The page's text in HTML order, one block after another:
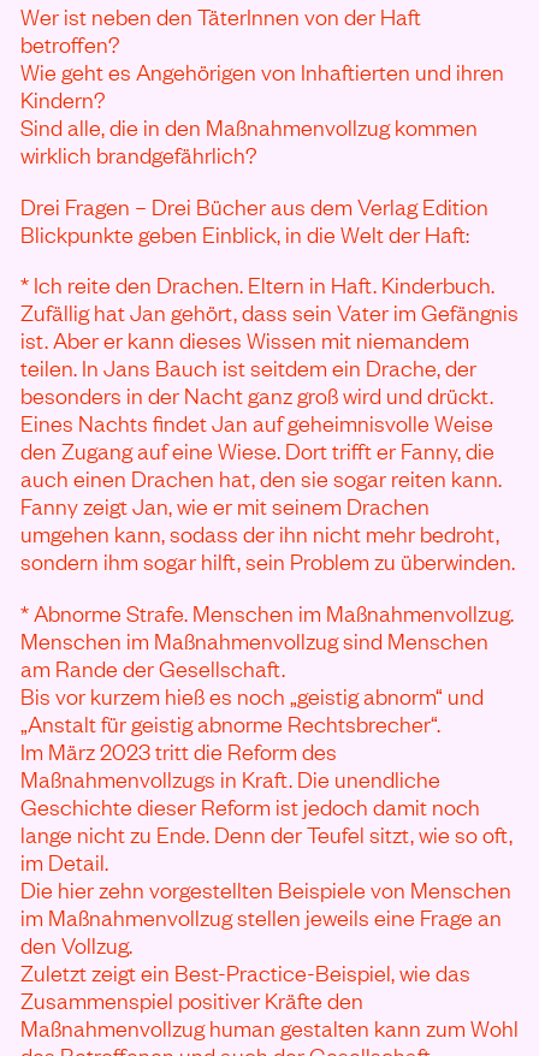
Wer ist neben den TäterInnen von der Haft
betroffen?
Wie geht es Angehörigen von Inhaftierten und ihren
Kindern?
Sind alle, die in den Maßnahmenvollzug kommen
wirklich brandgefährlich?
Drei Fragen – Drei Bücher aus dem Verlag Edition
Blickpunkte geben Einblick, in die Welt der Haft:
* Ich reite den Drachen. Eltern in Haft. Kinderbuch.
Zufällig hat Jan gehört, dass sein Vater im Gefängnis
ist. Aber er kann dieses Wissen mit niemandem
teilen. In Jans Bauch ist seitdem ein Drache, der
besonders in der Nacht ganz groß wird und drückt.
Eines Nachts findet Jan auf geheimnisvolle Weise
den Zugang auf eine Wiese. Dort trifft er Fanny, die
auch einen Drachen hat, den sie sogar reiten kann.
Fanny zeigt Jan, wie er mit seinem Drachen
umgehen kann, sodass der ihn nicht mehr bedroht,
sondern ihm sogar hilft, sein Problem zu überwinden.
* Abnorme Strafe. Menschen im Maßnahmenvollzug.
Menschen im Maßnahmenvollzug sind Menschen
am Rande der Gesellschaft.
Bis vor kurzem hieß es noch „geistig abnorm“ und
„Anstalt für geistig abnorme Rechtsbrecher“.
Im März 2023 tritt die Reform des
Maßnahmenvollzugs in Kraft. Die unendliche
Geschichte dieser Reform ist jedoch damit noch
lange nicht zu Ende. Denn der Teufel sitzt, wie so oft,
im Detail.
Die hier zehn vorgestellten Beispiele von Menschen
im Maßnahmenvollzug stellen jeweils eine Frage an
den Vollzug.
Zuletzt zeigt ein Best-Practice-Beispiel, wie das
Zusammenspiel positiver Kräfte den
Maßnahmenvollzug human gestalten kann zum Wohl